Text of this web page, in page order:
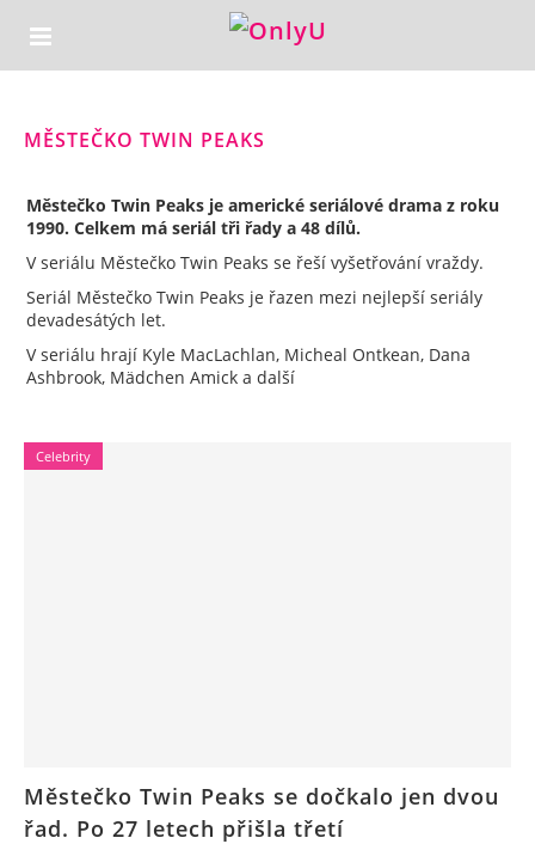
MĚSTEČKO TWIN PEAKS
Městečko Twin Peaks je americké seriálové drama z roku
1990. Celkem má seriál tři řady a 48 dílů.
V seriálu Městečko Twin Peaks se řeší vyšetřování vraždy.
Seriál Městečko Twin Peaks je řazen mezi nejlepší seriály
devadesátých let.
V seriálu hrají Kyle MacLachlan, Micheal Ontkean, Dana
Ashbrook, Mädchen Amick a další
Celebrity
Městečko Twin Peaks se dočkalo jen dvou
řad. Po 27 letech přišla třetí